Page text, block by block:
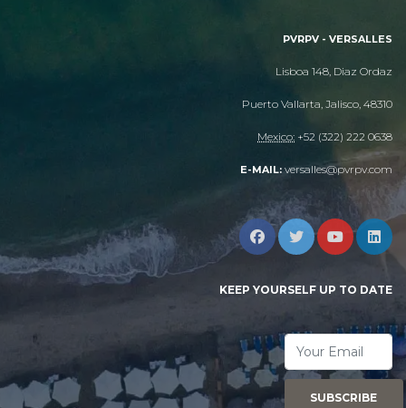
PVRPV - VERSALLES
Lisboa 148, Diaz Ordaz
Puerto Vallarta, Jalisco, 48310
Mexico: +52 (322) 222 0638
E-MAIL: versalles@pvrpv.com
KEEP YOURSELF UP TO DATE
SUBSCRIBE